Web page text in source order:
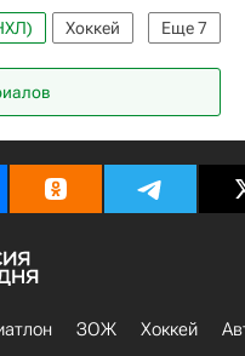
Еще7
Хоккей
Капризов
ЗОЖ Хоккей